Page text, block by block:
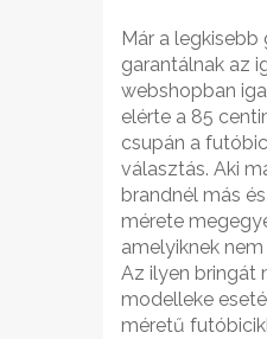
Már a
garantálnak az
webshopban
elérte a 85
csupán a
választás. Aki
brandnél más
mérete
amelyiknek
Az ilyen bringát
modelleke
méretű